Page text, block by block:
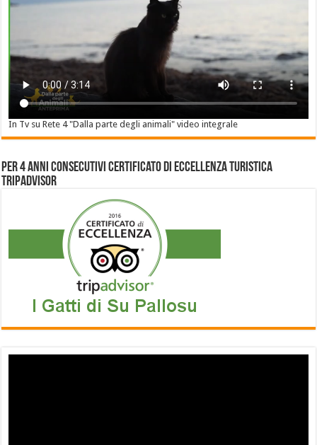
In Tv su Rete 4 "Dalla parte degli animali" video integrale
Per 4 anni consecutivi Certificato di Eccellenza Turistica
Tripadvisor